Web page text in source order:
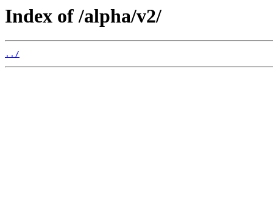
Index of /alpha/v2/
../